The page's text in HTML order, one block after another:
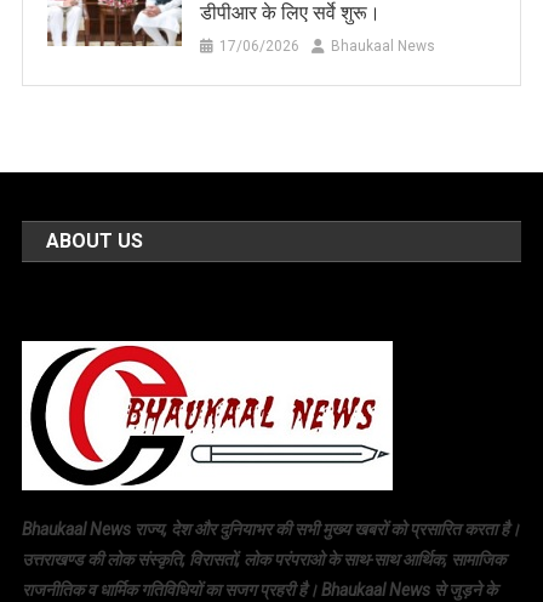
डीपीआर के लिए सर्वे शुरू।
17/06/2026 Bhaukaal News
ABOUT US
Bhaukaal News राज्य, देश और दुनियाभर की सभी मुख्य खबरों को प्रसारित करता है।
उत्तराखण्ड की लोक संस्कृति, विरासतों, लोक परंपराओ के साथ-साथ आर्थिक, सामाजिक
राजनीतिक व धार्मिक गतिविधियों का सजग प्रहरी है। Bhaukaal News से जुड़ने के